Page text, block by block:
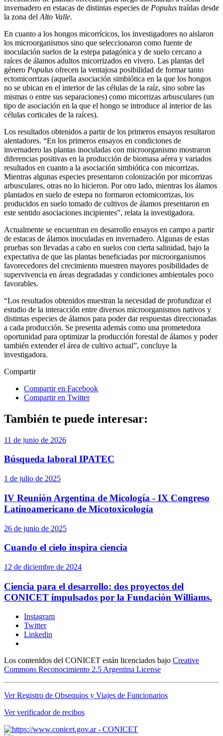
invernadero en estacas de distintas especies de Populus traídas desde
la zona del Alto Valle.
En cuanto a los hongos micorrícicos, los investigadores no aislaron
los microorganismos sino que seleccionaron como fuente de
inoculación suelos de la estepa patagónica y de suelo cercano a
raíces de álamos adultos micorrizados en vivero. Las plantas del
género Populus ofrecen la ventajosa posibilidad de formar tanto
ectomicorrizas (aquella asociación simbiótica en la que los hongos
no se ubican en el interior de las células de la raíz, sino sobre las
mismas o entre sus separaciones) como micorrizas arbusculares (un
tipo de asociación en la que el hongo se introduce al interior de las
células corticales de la raíces).
Los resultados obtenidos a partir de los primeros ensayos resultaron
alentadores. “En los primeros ensayos en condiciones de
invernadero las plantas inoculadas con microorganismo mostraron
diferencias positivas en la producción de biomasa aérea y variados
resultados en cuanto a la asociación simbiótica con micorrizas.
Mientras algunas especies presentaron colonización por micorrizas
arbusculares, otras no lo hicieron. Por otro lado, mientras los álamos
plantados en suelo de estepa no formaron ectomicorrizas, los
producidos en suelo tomado de cultivos de álamos presentaron en
este sentido asociaciones incipientes”, relata la investigadora.
Actualmente se encuentran en desarrollo ensayos en campo a partir
de estacas de álamos inoculadas en invernadero. Algunas de estas
pruebas son llevadas a cabo en suelos con cierta salinidad, bajo la
expectativa de que las plantas beneficiadas por microorganismos
favorecedores del crecimiento muestren mayores posibilidades de
supervivencia en áreas degradadas y condiciones ambientales poco
favorables.
“Los resultados obtenidos muestran la necesidad de profundizar el
estudio de la interacción entre diversos microorganismos nativos y
distintas especies de álamos para poder dar respuestas direccionadas
a cada producción. Se presenta además como una prometedora
oportunidad para optimizar la producción forestal de álamos y poder
también extender el área de cultivo actual”, concluye la
investigadora.
Compartir
Compartir en Facebook
Compartir en Twitter
También te puede interesar:
11 de junio de 2026
Búsqueda laboral IPATEC
1 de julio de 2025
IV Reunión Argentina de Micología - IX Congreso
Latinoamericano de Micotoxicología
26 de junio de 2025
Cuando el cielo inspira ciencia
12 de diciembre de 2024
Ciencia para el desarrollo: dos proyectos del
CONICET impulsados por la Fundación Williams.
Instagram
Twitter
Linkedin
Los contenidos del CONICET están licenciados bajo Creative
Commons Reconocimiento 2.5 Argentina License
Ver Registro de Obsequios y Viajes de Funcionarios
Ver verificador de recibos